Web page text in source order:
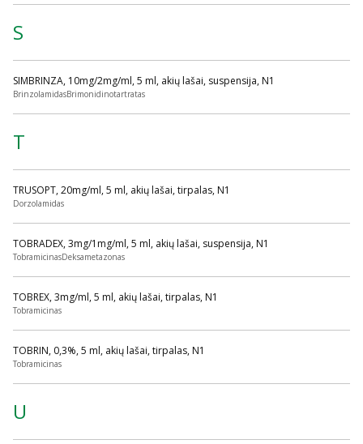
S
SIMBRINZA, 10mg/2mg/ml, 5 ml, akių lašai, suspensija, N1
BrinzolamidasBrimonidinotartratas
T
TRUSOPT, 20mg/ml, 5 ml, akių lašai, tirpalas, N1
Dorzolamidas
TOBRADEX, 3mg/1mg/ml, 5 ml, akių lašai, suspensija, N1
TobramicinasDeksametazonas
TOBREX, 3mg/ml, 5 ml, akių lašai, tirpalas, N1
Tobramicinas
TOBRIN, 0,3%, 5 ml, akių lašai, tirpalas, N1
Tobramicinas
U